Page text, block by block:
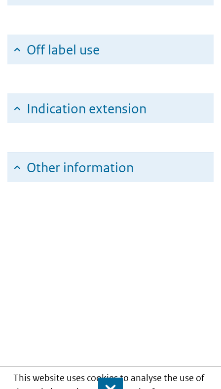
This website uses cookies to analyse the use of
Off label use
Indication extension
Other information